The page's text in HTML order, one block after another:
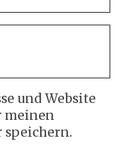
und Website
meinen
speichern.